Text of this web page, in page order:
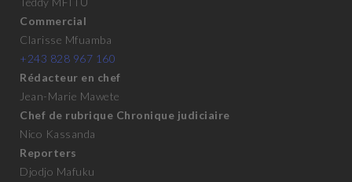
Commercial
Clarisse Mfuamba
+243 828 967 160
Rédacteur en chef
Jean-Marie Mawete
Chef de rubrique Chronique judiciaire
Nico Kassanda
Reporters
Djodjo Mafuku